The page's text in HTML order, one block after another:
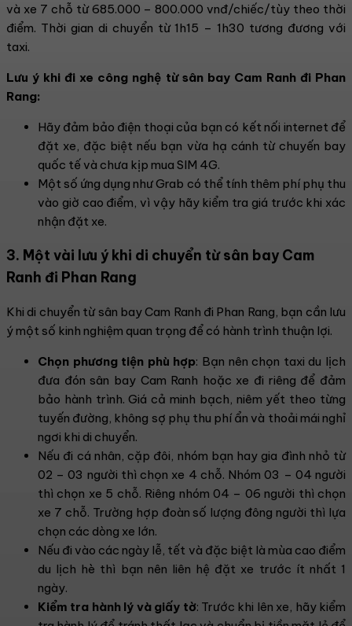
và xe 7 chỗ từ 685.000 – 800.000 vnđ/chiếc/tùy theo thời
điểm. Thời gian di chuyển từ 1h15 – 1h30 tương đương với
taxi.
Lưu ý khi đi xe công nghệ từ sân bay Cam Ranh đi Phan
Rang:
Hãy đảm bảo điện thoại của bạn có kết nối internet để
đặt xe, đặc biệt nếu bạn vừa hạ cánh từ chuyến bay
quốc tế và chưa kịp mua SIM 4G.
Một số ứng dụng như Grab có thể tính thêm phí phụ thu
vào giờ cao điểm, vì vậy hãy kiểm tra giá trước khi xác
nhận đặt xe.
3. Một vài lưu ý khi di chuyển từ sân bay Cam
Ranh đi Phan Rang
Khi di chuyển từ sân bay Cam Ranh đi Phan Rang, bạn cần lưu
ý một số kinh nghiệm quan trọng để có hành trình thuận lợi.
Chọn phương tiện phù hợp: Bạn nên chọn taxi du lịch
đưa đón sân bay Cam Ranh hoặc xe đi riêng để đảm
bảo hành trình. Giá cả minh bạch, niêm yết theo từng
tuyến đường, không sợ phụ thu phí ẩn và thoải mái nghỉ
ngơi khi di chuyển.
Nếu đi cá nhân, cặp đôi, nhóm bạn hay gia đình nhỏ từ
02 – 03 người thì chọn xe 4 chỗ. Nhóm 03 – 04 người
thì chọn xe 5 chỗ. Riêng nhóm 04 – 06 người thì chọn
xe 7 chỗ. Trường hợp đoàn số lượng đông người thì lựa
chọn các dòng xe lớn.
Nếu đi vào các ngày lễ, tết và đặc biệt là mùa cao điểm
du lịch hè thì bạn nên liên hệ đặt xe trước ít nhất 1
ngày.
Kiểm tra hành lý và giấy tờ: Trước khi lên xe, hãy kiểm